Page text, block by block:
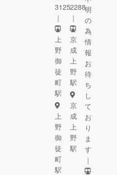
3125
｜
上
野
御
徒
町
駅
上
野
御
徒
町
駅
2288
｜
京
成
上
野
駅
京
成
上
野
駅
明
の
為
情
報
お
待
ち
し
て
お
り
ま
す
｜